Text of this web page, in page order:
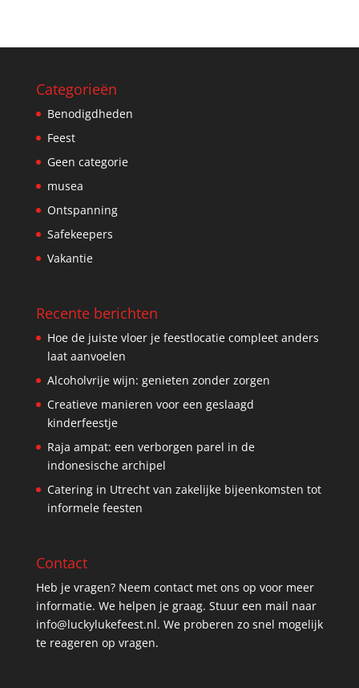
Categorieën
Benodigdheden
Feest
Geen categorie
musea
Ontspanning
Safekeepers
Vakantie
Recente berichten
Hoe de juiste vloer je feestlocatie compleet anders
laat aanvoelen
Alcoholvrije wijn: genieten zonder zorgen
Creatieve manieren voor een geslaagd
kinderfeestje
Raja ampat: een verborgen parel in de
indonesische archipel
Catering in Utrecht van zakelijke bijeenkomsten tot
informele feesten
Contact
Heb je vragen? Neem contact met ons op voor meer
informatie. We helpen je graag. Stuur een mail naar
info@luckylukefeest.nl. We proberen zo snel mogelijk
te reageren op vragen.